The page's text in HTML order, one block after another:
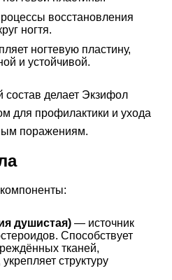
восстановления
ногтя.
ногтевую пластину,
и устойчивой.
состав делает Экзифол
для профилактики и ухода
поражениям.
душистая) — источник
Способствует
тканей,
структуру